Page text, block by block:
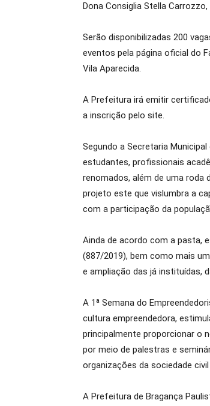
Dona Consiglia Stella Carrozzo,
Serão disponibilizadas 200
eventos pela página oficial do
Vila Aparecida.
A Prefeitura irá emitir
a inscrição pelo site.
Segundo a Secretaria
estudantes, profissionais
renomados, além de uma roda
projeto este que vislumbra a
com a participação da
Ainda de acordo com a pasta,
(887/2019), bem como mais
e ampliação das já instituídas,
A 1ª Semana do
cultura empreendedora,
principalmente proporcionar o
por meio de palestras e
organizações da sociedade
A Prefeitura de Bragança